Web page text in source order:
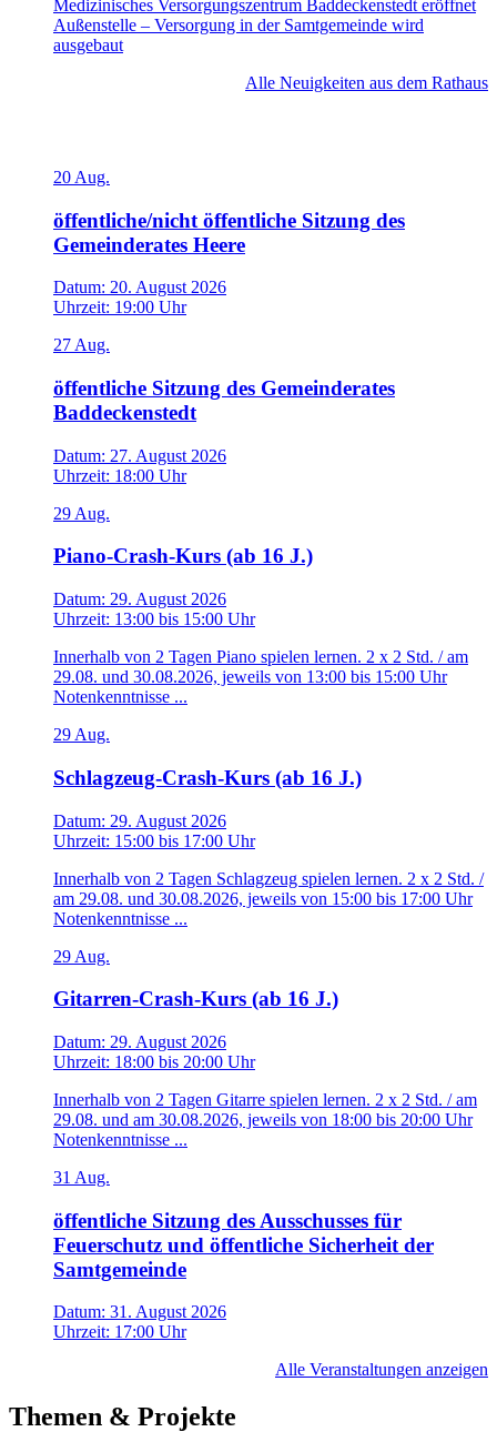
Medizinisches Versorgungszentrum Baddeckenstedt eröffnet
Außenstelle – Versorgung in der Samtgemeinde wird
ausgebaut
Alle Neuigkeiten aus dem Rathaus
20 Aug.
öffentliche/nicht öffentliche Sitzung des
Gemeinderates Heere
Datum: 20. August 2026
Uhrzeit: 19:00 Uhr
27 Aug.
öffentliche Sitzung des Gemeinderates
Baddeckenstedt
Datum: 27. August 2026
Uhrzeit: 18:00 Uhr
29 Aug.
Piano-Crash-Kurs (ab 16 J.)
Datum: 29. August 2026
Uhrzeit: 13:00 bis 15:00 Uhr
Innerhalb von 2 Tagen Piano spielen lernen. 2 x 2 Std. / am
29.08. und 30.08.2026, jeweils von 13:00 bis 15:00 Uhr
Notenkenntnisse ...
29 Aug.
Schlagzeug-Crash-Kurs (ab 16 J.)
Datum: 29. August 2026
Uhrzeit: 15:00 bis 17:00 Uhr
Innerhalb von 2 Tagen Schlagzeug spielen lernen. 2 x 2 Std. /
am 29.08. und 30.08.2026, jeweils von 15:00 bis 17:00 Uhr
Notenkenntnisse ...
29 Aug.
Gitarren-Crash-Kurs (ab 16 J.)
Datum: 29. August 2026
Uhrzeit: 18:00 bis 20:00 Uhr
Innerhalb von 2 Tagen Gitarre spielen lernen. 2 x 2 Std. / am
29.08. und am 30.08.2026, jeweils von 18:00 bis 20:00 Uhr
Notenkenntnisse ...
31 Aug.
öffentliche Sitzung des Ausschusses für
Feuerschutz und öffentliche Sicherheit der
Samtgemeinde
Datum: 31. August 2026
Uhrzeit: 17:00 Uhr
Alle Veranstaltungen anzeigen
Themen & Projekte